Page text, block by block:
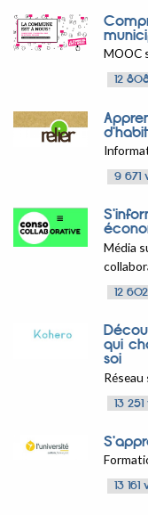
MOOC
12
9 671
Média
12
qui
soi
13
13 161